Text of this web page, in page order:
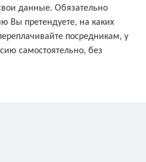
данные. Обязательно
Вы претендуете, на каких
посредникам, у
самостоятельно, без